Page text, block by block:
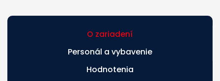
O zariadení
Personál a vybavenie
Hodnotenia